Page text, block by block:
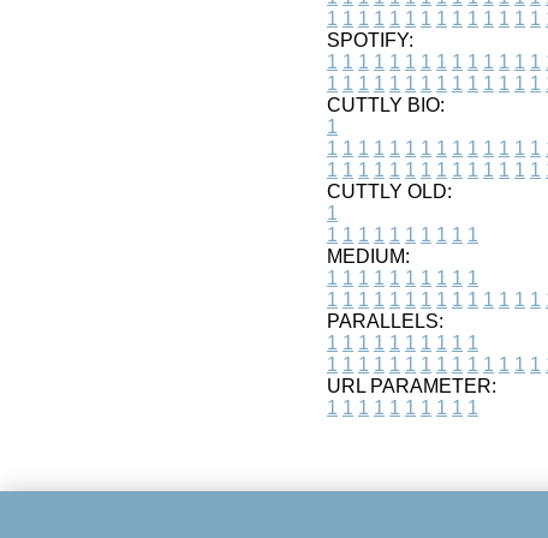
1 1 1 1 1 1 1 1 1 1 1 1 1 1
SPOTIFY:
1 1 1 1 1 1 1 1 1 1 1 1 1 1
1 1 1 1 1 1 1 1 1 1 1 1 1 1
CUTTLY BIO:
1
1 1 1 1 1 1 1 1 1 1 1 1 1 1
1 1 1 1 1 1 1 1 1 1 1 1 1 1
CUTTLY OLD:
1
1 1 1 1 1 1 1 1 1 1
MEDIUM:
1 1 1 1 1 1 1 1 1 1
1 1 1 1 1 1 1 1 1 1 1 1 1 1
PARALLELS:
1 1 1 1 1 1 1 1 1 1
1 1 1 1 1 1 1 1 1 1 1 1 1 1
URL PARAMETER:
1 1 1 1 1 1 1 1 1 1